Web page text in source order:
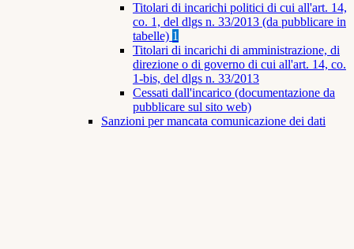
Titolari di incarichi politici di cui all'art. 14,
co. 1, del dlgs n. 33/2013 (da pubblicare in
tabelle) 1
Titolari di incarichi di amministrazione, di
direzione o di governo di cui all'art. 14, co.
1-bis, del dlgs n. 33/2013
Cessati dall'incarico (documentazione da
pubblicare sul sito web)
Sanzioni per mancata comunicazione dei dati